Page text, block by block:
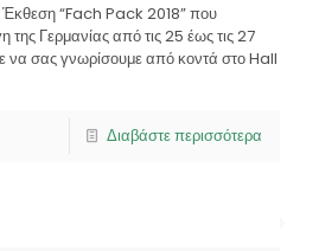
Έκθεση “Fach Pack 2018” που
της Γερμανίας από τις 25 έως τις 27
να σας γνωρίσουμε από κοντά στο Hall
Διαβάστε περισσότερα